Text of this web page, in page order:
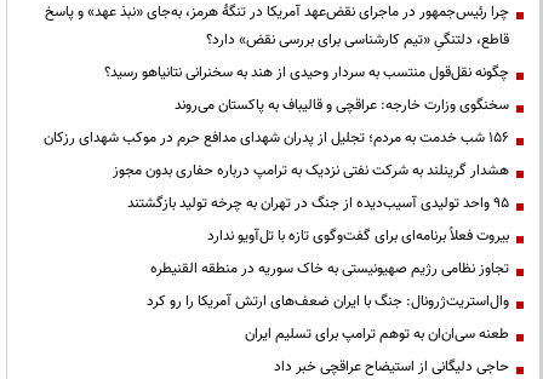
چرا رئیس‌جمهور در ماجرای نقض‌عهد آمریکا در تنگهٔ هرمز، به‌جای «نبذ عهد» و پاسخ
قاطع، دلتنگیِ «تیم کارشناسی برای بررسی نقض» دارد؟
چگونه نقل‌قول منتسب به سردار وحیدی از هند به سخنرانی نتانیاهو رسید؟
سخنگوی وزارت خارجه: عراقچی و قالیباف به پاکستان می‌روند
۱۵۶ شب خدمت به مردم؛ تجلیل از پدران شهدای مدافع حرم در موکب شهدای رزکان
هشدار گرینلند به شرکت نفتی نزدیک به ترامپ درباره حفاری بدون مجوز
95 واحد تولیدی آسیب‌دیده از جنگ در تهران به چرخه تولید بازگشتند
بیروت فعلاً برنامه‌ای برای گفت‌وگوی تازه با تل‌آویو ندارد
تجاوز نظامی رژیم صهیونیستی به خاک سوریه در منطقه القنیطره
وال‌استریت‌ژرونال: جنگ با ایران ضعف‌های ارتش آمریکا را رو کرد
طعنه سی‌ان‌ان به توهم ترامپ برای تسلیم ایران
حاجی دلیگانی از استیضاح عراقچی خبر داد